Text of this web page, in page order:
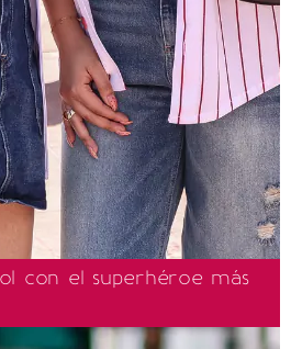
con el superhéroe más